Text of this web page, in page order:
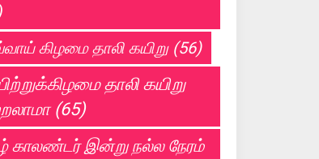
கிழமை தாலி கயிறு(56)
தாலி கயிறு
(65)
காலண்டர் இன்று நல்ல நேரம்